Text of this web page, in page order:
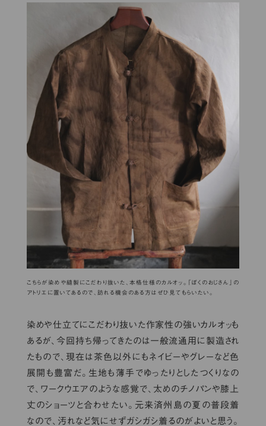
こちらが染めや縫製にこだわり抜いた、本格仕様のカルオッ。「ぼくのおじさん」の
アトリエに置いてあるので、訪れる機会のある方はぜひ見てもらいたい。
染めや仕立てにこだわり抜いた作家性の強いカルオッも
あるが、今回持ち帰ってきたのは一般流通用に製造され
たもので、現在は茶色以外にもネイビーやグレーなど色
展開も豊富だ。生地も薄手でゆったりとしたつくりなの
で、ワークウエアのような感覚で、太めのチノパンや膝上
丈のショーツと合わせたい。元来済州島の夏の普段着
なので、汚れなど気にせずガシガシ着るのがよいと思う。